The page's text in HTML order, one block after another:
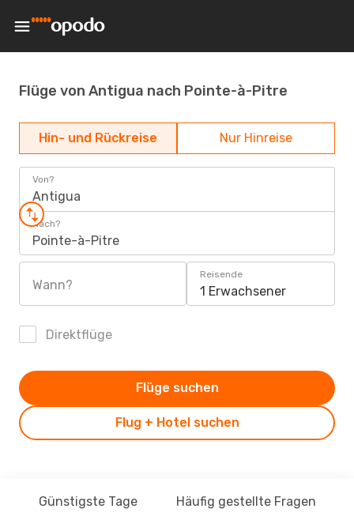
Flüge von Antigua nach Pointe-à-Pitre
Hin- und Rückreise Nur Hinreise
Von?
Antigua
Nach?
Pointe-à-Pitre
Wann?
Reisende
1 Erwachsener
Direktflüge
Flug + Hotel suchen
Flüge suchen
Günstigste Tage Häufig gestellte Fragen